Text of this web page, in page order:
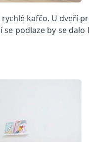
kafčo. U dveří
podlaze by se